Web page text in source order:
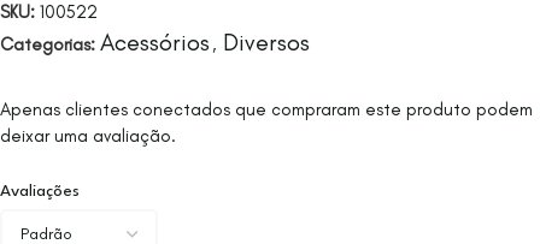
SKU: 100522
Categorias: Acessórios , Diversos
Avaliações
Apenas clientes conectados que compraram este produto podem
deixar uma avaliação.